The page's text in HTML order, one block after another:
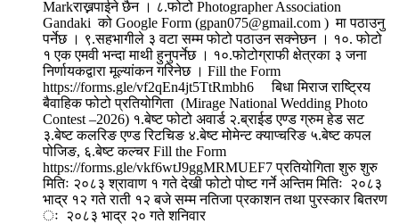
Markराख्नपाईने छैन । ८.फोटो Photographer Association
Gandaki को Google Form (gpan075@gmail.com ) मा पठाउनु
पर्नेछ । ९.सहभागीले ३ वटा सम्म फोटो पठाउन सक्नेछन । १०. फोटो
१ एक एमवी भन्दा माथी हुनुपर्नेछ । १०.फोटोग्राफी क्षेत्रका ३ जना
निर्णायकद्वारा मूल्यांकन गरिनेछ । Fill the Form
https://forms.gle/vf2qEn4jt5TtRmbh6 बिधा मिराज राष्ट्रिय
बैवाहिक फोटो प्रतियोगिता (Mirage National Wedding Photo
Contest –2026) १.बेष्ट फोटो अवार्ड २.ब्राईड एण्ड ग्रुम हेड सट
३.बेष्ट कलरिङ एण्ड रिटचिङ ४.बेष्ट मोमेन्ट क्याप्चरिङ ५.बेष्ट कपल
पोजिङ, ६.बेष्ट कल्चर Fill the Form
https://forms.gle/vkf6wtJ9ggMRMUEF7 प्रतियोगिता शुरु शुरु
मितिः २०८३ श्रावाण १ गते देखी फोटो पोष्ट गर्ने अन्तिम मितिः २०८३
भाद्र १२ गते राती १२ बजे सम्म नतिजा प्रकाशन तथा पुरस्कार बितरण
ः २०८३ भाद्र २० गते शनिवार